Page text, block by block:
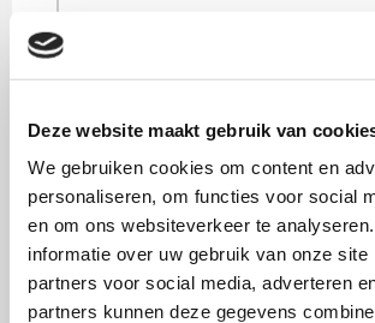
Deze website maakt gebruik van
We gebruiken cookies om content en
personaliseren, om functies voor social
en om ons websiteverkeer te
informatie over uw gebruik van onze site
partners voor social media, adverteren
partners kunnen deze gegevens
huisnummer
Plaats
Postcode
Land
PO nummer
*